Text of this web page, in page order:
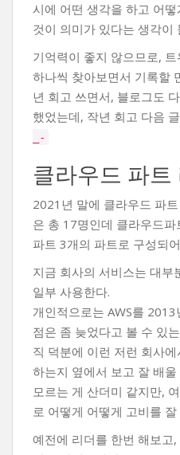
시에 어떤 생각을 하고 어
것이 의미가 있다는 생각이
기억력이 좋지 않으므로,
하나씩 찾아보면서 기록할
년 회고 쓰면서, 블로그도
했었는데, 작년 회고 다음
_-
클라우드 파
2021년 말에 클라우드 파
은 총 17명인데 클라우드
파트 3개의 파트로 구성되
지금 회사의 서비스는 대부
일부 사용한다.
개인적으로는 AWS를
점은 좀 늦었다고 볼 수 있
직 덕분에 이런 저런 회사
하는지 옆에서 보고 잘 배
모르는 게 산더미 같지만,
로 어떻게 어떻게 고비를
예전에 리더를 한번 해보고,